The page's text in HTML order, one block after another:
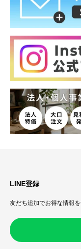
LINE登録
友だち追加でお得な情報